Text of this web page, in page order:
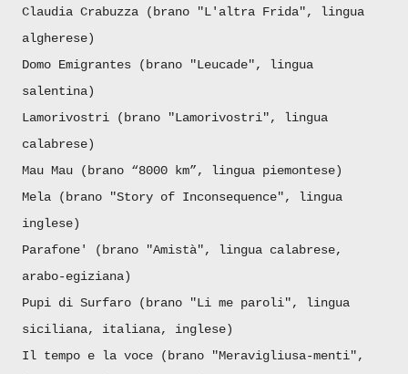
Claudia Crabuzza (brano "L'altra Frida", lingua
algherese)
Domo Emigrantes (brano "Leucade", lingua
salentina)
Lamorivostri (brano "Lamorivostri", lingua
calabrese)
Mau Mau (brano “8000 km”, lingua piemontese)
Mela (brano "Story of Inconsequence", lingua
inglese)
Parafone' (brano "Amistà", lingua calabrese,
arabo-egiziana)
Pupi di Surfaro (brano "Li me paroli", lingua
siciliana, italiana, inglese)
Il tempo e la voce (brano "Meravigliusa-menti",